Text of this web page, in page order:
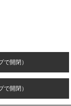
開閉）
開閉）